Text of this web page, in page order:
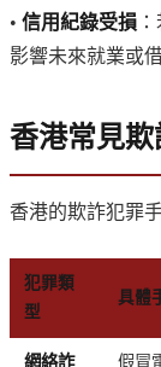
• 信用紀錄受損
影響未來就業或
香港常見
香港的欺詐犯罪
犯罪類
型
具體
網絡詐
假冒